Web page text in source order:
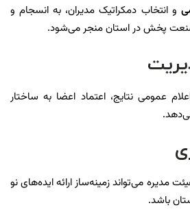
و انتخاب دمکراتیک مدیران، به انسجام و
پخش در استان منجر می‌شود.
عمومی نتایج، اعتماد اعضا به ساختار
مدیره می‌تواند زمینه‌ساز ارائه ایده‌های نو
باشد.